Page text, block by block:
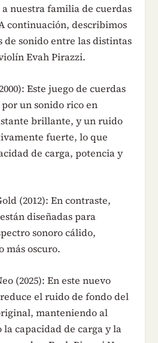
nuestra familia de cuerdas
continuación, describimos
de sonido entre las distintas
Evah Pirazzi.
Este juego de cuerdas
un sonido rico en
brillante, y un ruido
fuerte, lo que
de carga, potencia y
(2012): En contraste,
diseñadas para
sonoro cálido,
más oscuro.
(2025): En este nuevo
el ruido de fondo del
manteniendo al
capacidad de carga y la